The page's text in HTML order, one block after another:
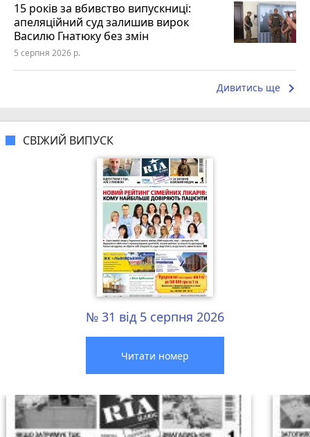
15 років за вбивство випускниці:
апеляційний суд залишив вирок
Василю Гнатюку без змін
5 серпня 2026 р.
Дивитись ще keyboard_arrow_right
СВІЖИЙ ВИПУСК
№ 31 від 5 серпня 2026
Читати номер